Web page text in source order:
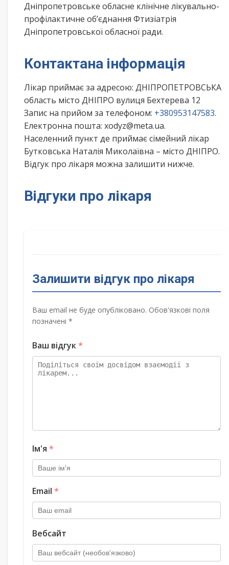
Дніпропетровське обласне клінічне лікувально-
профілактичне об’єднання Фтизіатрія
Дніпропетровської обласної ради.
Контактана інформація
Лікар приймає за адресою: ДНІПРОПЕТРОВСЬКА
область місто ДНІПРО вулиця Бехтерева 12
Запис на прийом за телефоном: +380953147583.
Електронна пошта: xodyz@meta.ua.
Населенний пункт де приймає сімейний лікар
Бутковська Наталія Миколаївна – місто ДНІПРО.
Відгук про лікаря можна залишити нижче.
Відгуки про лікаря
Залишити відгук про лікаря
Ваш email не буде опубліковано. Обов'язкові поля
позначені *
Ваш відгук*
Ім'я *
Email *
Вебсайт